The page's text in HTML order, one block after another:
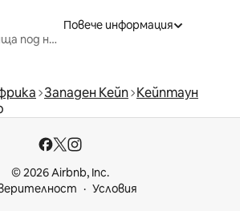
Ваканционни жилища под наем
Повече информация
Западен Кейп Кейптаун
© 2026 Airbnb, Inc.
Условия